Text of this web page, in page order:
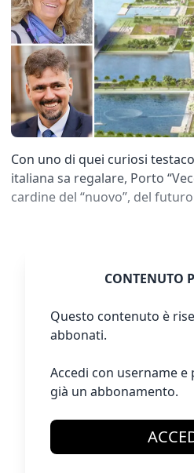
Con uno di quei curiosi
italiana sa regalare, Porto
cardine del “nuovo”, del
CONTENUTO
Questo contenuto è
abbonati.
Accedi con username e
già un abbonamento.